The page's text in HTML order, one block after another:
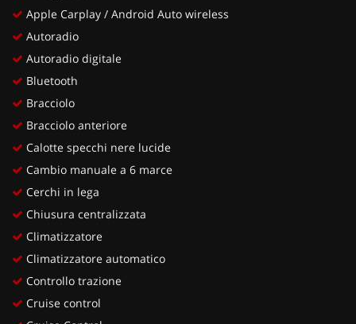
Apple Carplay / Android Auto wireless
Autoradio
Autoradio digitale
Bluetooth
Bracciolo
Bracciolo anteriore
Calotte specchi nere lucide
Cambio manuale a 6 marce
Cerchi in lega
Chiusura centralizzata
Climatizzatore
Climatizzatore automatico
Controllo trazione
Cruise control